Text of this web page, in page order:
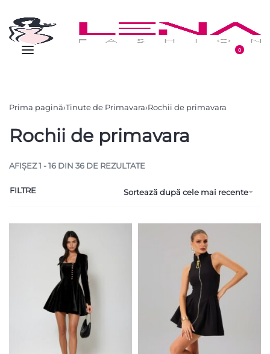
0
Prima pagină›Tinute de Primavara›Rochii de primavara
Rochii de primavara
AFIȘEZ 1 - 16 DIN 36 DE REZULTATE
Sortează după cele mai recente
FILTRE